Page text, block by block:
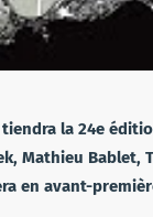
la 24e
Mathieu Bablet,
en avant-